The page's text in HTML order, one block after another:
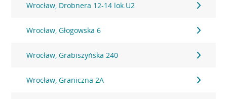
Wrocław, Drobnera 12-14 lok.U2
Wrocław, Głogowska 6
Wrocław, Grabiszyńska 240
Wrocław, Graniczna 2A